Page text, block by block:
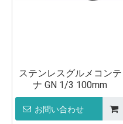
ステンレスグルメコンテ
ナ GN 1/3 100mm
お問い合わせ